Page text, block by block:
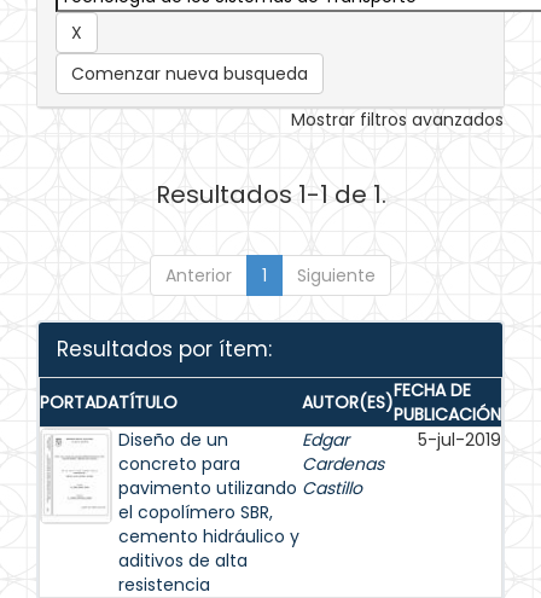
Comenzar nueva busqueda
Mostrar filtros avanzados
Resultados 1-1 de 1.
Anterior 1 Siguiente
Resultados por ítem:
PORTADATÍTULO AUTOR(ES)FECHA DE
PUBLICACIÓN
Diseño de un
concreto para
pavimento utilizando
el copolímero SBR,
cemento hidráulico y
aditivos de alta
resistencia
Edgar
Cardenas
Castillo
5-jul-2019